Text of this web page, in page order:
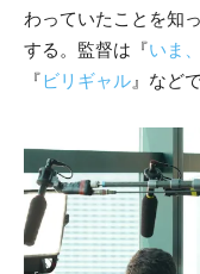
わっていたことを知
する。監督は『いま
『 ビリギャル 』など